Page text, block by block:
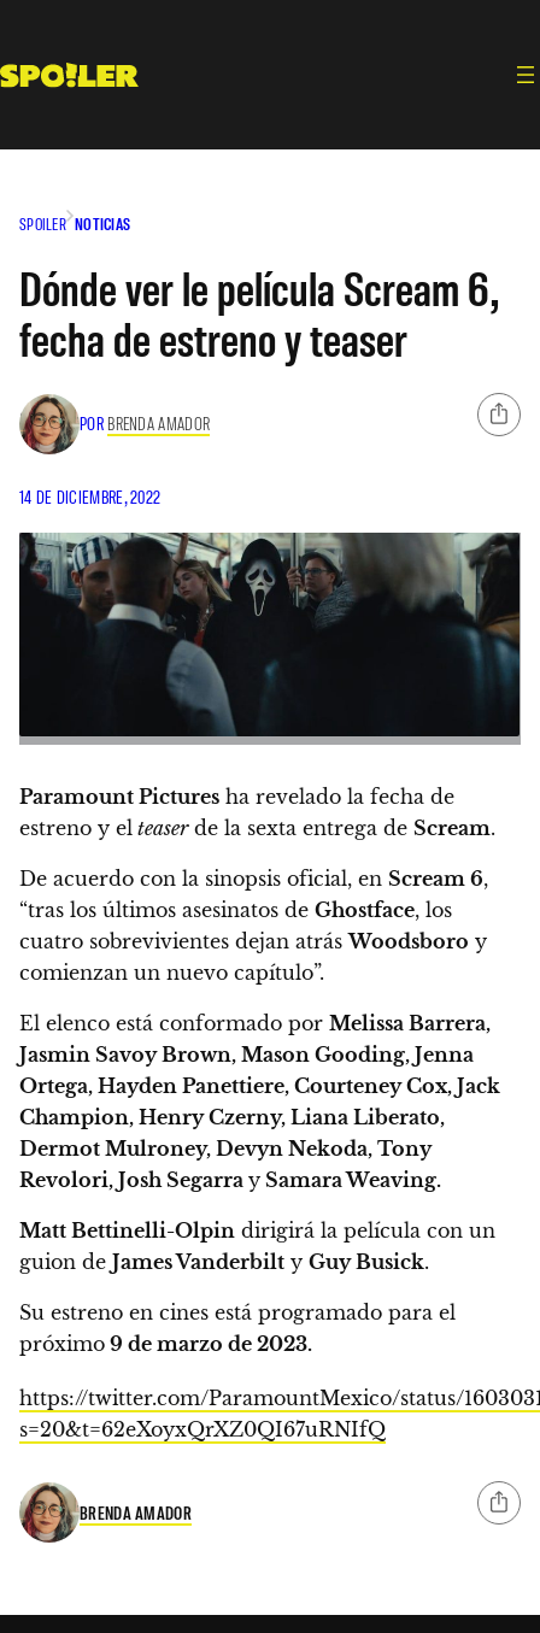
contenido
SPOILER NOTICIAS
Dónde ver le película Scream 6,
fecha de estreno y teaser
POR BRENDA AMADOR
14 DE DICIEMBRE, 2022
Paramount Pictures ha revelado la fecha de
estreno y el teaserde la sexta entrega de Scream.
De acuerdo con la sinopsis oficial, en Scream 6,
“tras los últimos asesinatos de Ghostface, los
cuatro sobrevivientes dejan atrásWoodsboro y
comienzan un nuevo capítulo”.
El elenco está conformado por Melissa Barrera,
Jasmin Savoy Brown, Mason Gooding, Jenna
Ortega, Hayden Panettiere, Courteney Cox, Jack
Champion, Henry Czerny, Liana Liberato,
Dermot Mulroney, Devyn Nekoda, Tony
Revolori, Josh Segarra y Samara Weaving.
Matt Bettinelli-Olpin dirigirá la película con un
guion de James Vanderbilt y Guy Busick.
Su estreno en cines está programado para el
próximo 9 de marzo de 2023.
https://twitter.com/ParamountMexico/status/
s=20&t=62eXoyxQrXZ0QI67uRNIfQ
BRENDA AMADOR